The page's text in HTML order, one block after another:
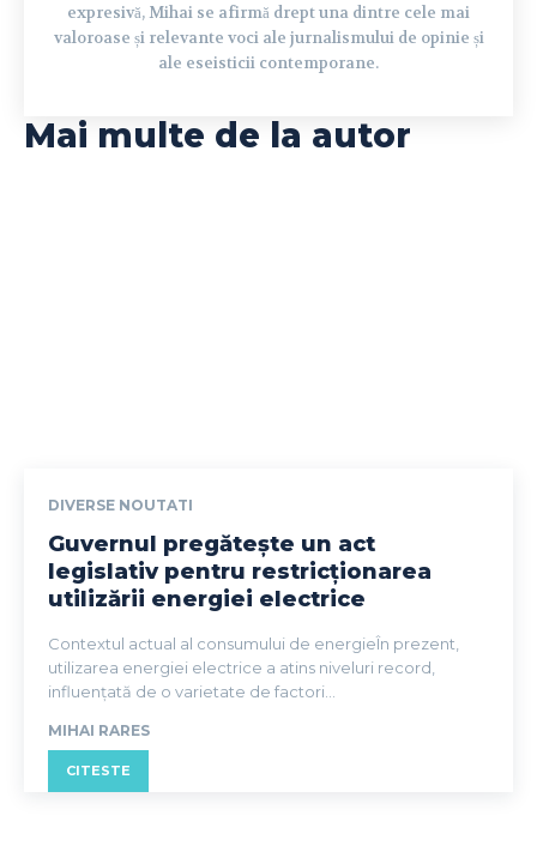
expresivă, Mihai se afirmă drept una dintre cele mai
valoroase și relevante voci ale jurnalismului de opinie și
ale eseisticii contemporane.
Mai multe de la autor
DIVERSE NOUTATI
Guvernul pregătește un act
legislativ pentru restricționarea
utilizării energiei electrice
Contextul actual al consumului de energieÎn prezent,
utilizarea energiei electrice a atins niveluri record,
influențată de o varietate de factori...
MIHAI RARES
CITESTE